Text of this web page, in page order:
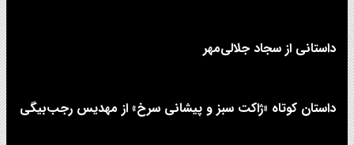
داستانی از سجاد جلالی‌مهر
داستان کوتاه «ژاکت سبز و پیشانی سرخ» از مهدیس رجب‌بیگی